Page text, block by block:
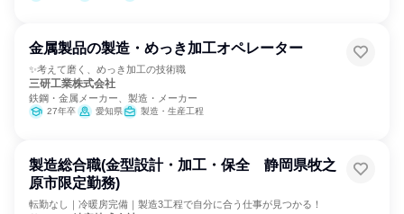
金属製品の製造・めっき加工オペレーター
✨考えて磨く、めっき加工の技術職
三研工業株式会社
鉄鋼・金属メーカー、製造・メーカー
27年卒 愛知県 製造・生産工程
製造総合職(金型設計・加工・保全 静岡県牧之
原市限定勤務)
転勤なし｜冷暖房完備｜製造3工程で自分に合う仕事が見つかる！